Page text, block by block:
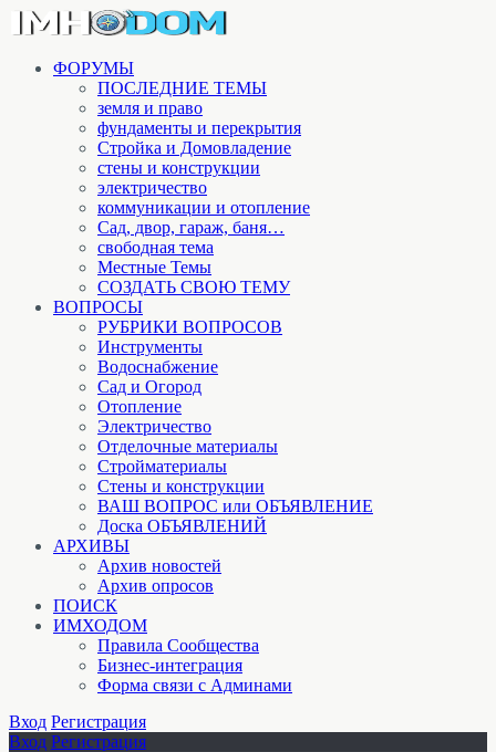
ФОРУМЫ
ПОСЛЕДНИЕ ТЕМЫ
земля и право
фундаменты и перекрытия
Стройка и Домовладение
стены и конструкции
электричество
коммуникации и отопление
Cад, двор, гараж, баня…
свободная тема
Местные Темы
СОЗДАТЬ СВОЮ ТЕМУ
ВОПРОСЫ
РУБРИКИ ВОПРОСОВ
Инструменты
Водоснабжение
Сад и Огород
Отопление
Электричество
Отделочные материалы
Стройматериалы
Стены и конструкции
ВАШ ВОПРОС или ОБЪЯВЛЕНИЕ
Доска ОБЪЯВЛЕНИЙ
АРХИВЫ
Архив новостей
Архив опросов
ПОИСК
ИМХОДОМ
Правила Сообщества
Бизнес-интеграция
Форма связи с Админами
Вход Регистрация
Вход Регистрация